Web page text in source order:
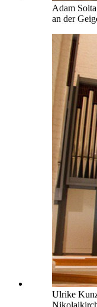
Adam
an der
Ulrike